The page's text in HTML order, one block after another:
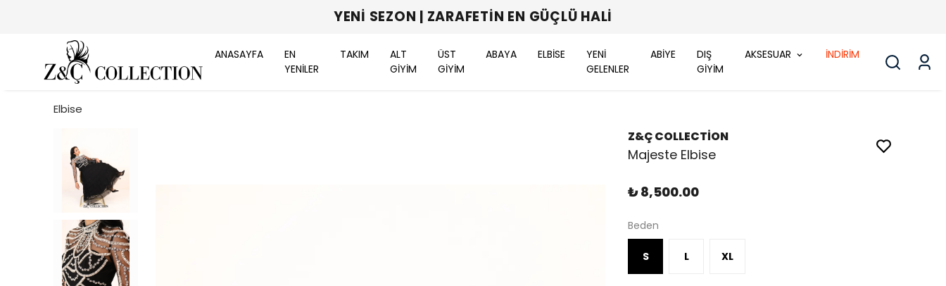
YENI SEZON | ZARAFETIN EN GÜÇLÜ HALI
ANASAYFA
EN
YENİLER
TAKIM
ALT
GİYİM
ÜST
GİYİM
ABAYA ELBİSE
YENİ
GELENLER
ABİYE
DIŞ
GİYİM
AKSESUAR İNDİRİM
Elbise
Z&Ç COLLECTİON
Majeste Elbise
₺ 8,500.00
Beden
S L XL